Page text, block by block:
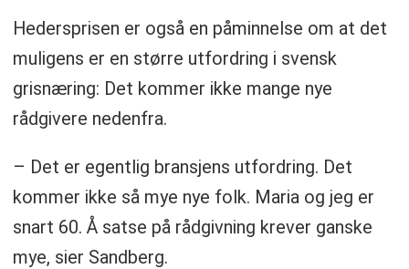
Hedersprisen er også en påminnelse om at det
muligens er en større utfordring i svensk
grisnæring: Det kommer ikke mange nye
rådgivere nedenfra.
– Det er egentlig bransjens utfordring. Det
kommer ikke så mye nye folk. Maria og jeg er
snart 60. Å satse på rådgivning krever ganske
mye, sier Sandberg.